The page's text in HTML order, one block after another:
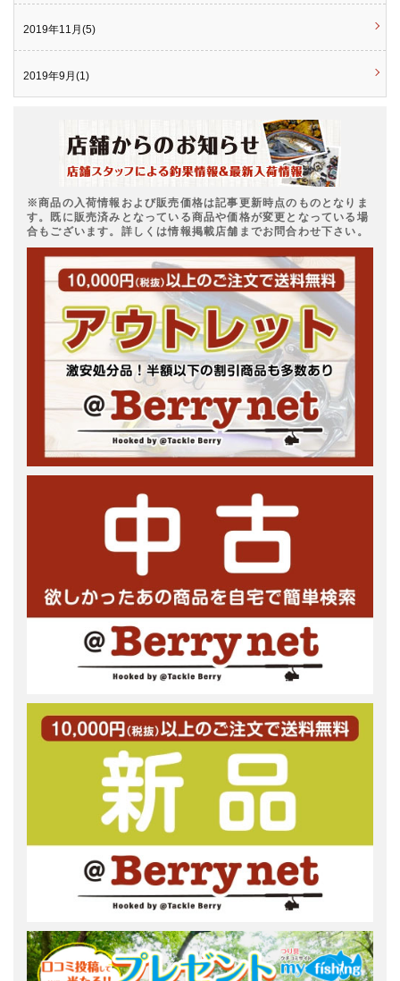
2019年11月(5)
2019年9月(1)
※商品の入荷情報および販売価格は記事更新時点のものとなりま
す。既に販売済みとなっている商品や価格が変更となっている場
合もございます。詳しくは情報掲載店舗までお問合わせ下さい。